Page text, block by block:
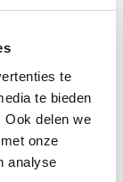
te
te bieden
Ook delen we
onze
analyse
eens
16 sep